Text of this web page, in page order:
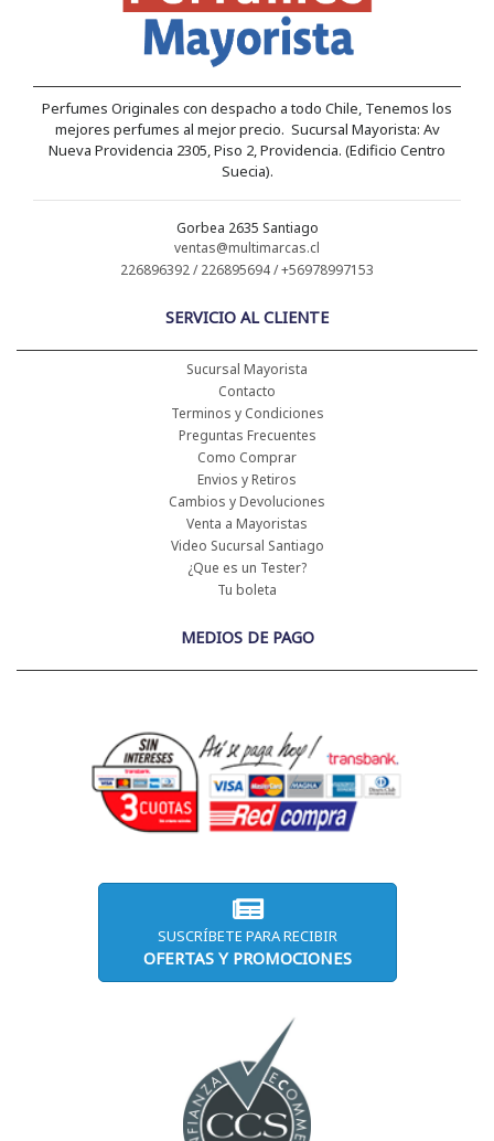
Perfumes Originales con despacho a todo Chile, Tenemos los
mejores perfumes al mejor precio. Sucursal Mayorista: Av
Nueva Providencia 2305, Piso 2, Providencia. (Edificio Centro
Suecia).
Gorbea 2635 Santiago
ventas@multimarcas.cl
226896392 / 226895694 / +56978997153
SERVICIO AL CLIENTE
Sucursal Mayorista
Contacto
Terminos y Condiciones
Preguntas Frecuentes
Como Comprar
Envios y Retiros
Cambios y Devoluciones
Venta a Mayoristas
Video Sucursal Santiago
¿Que es un Tester?
Tu boleta
MEDIOS DE PAGO
SUSCRÍBETE PARA RECIBIR
OFERTAS Y PROMOCIONES